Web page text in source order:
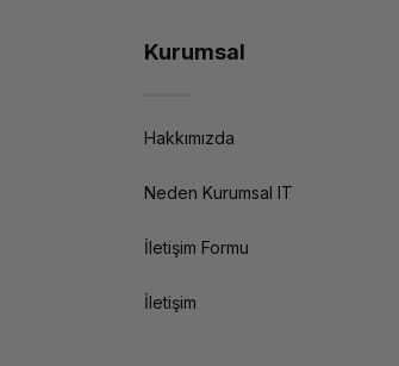
Kurumsal
Hakkımızda
Neden Kurumsal IT
İletişim Formu
İletişim